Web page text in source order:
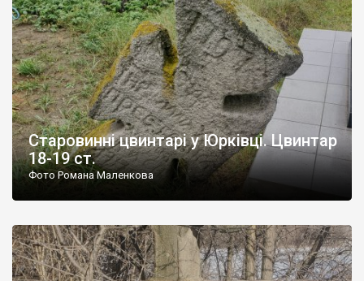
Старовинні цвинтарі у Юрківці. Цвинтар
18-19 ст.
Фото Романа Маленкова